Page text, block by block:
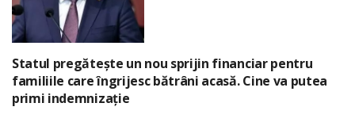
Statul pregătește un nou sprijin financiar pentru
familiile care îngrijesc bătrâni acasă. Cine va putea
primi indemnizație